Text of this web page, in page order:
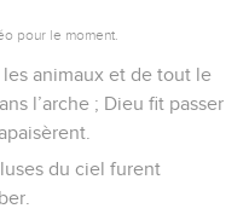
pour le moment.
animaux et de tout le
l’arche ; Dieu fit passer
du ciel furent